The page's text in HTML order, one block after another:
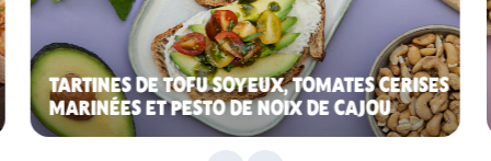
TARTINES DE TOFU SOYEUX, TOMATES CERISES
MARINÉES ET PESTO DE NOIX DE CAJOU